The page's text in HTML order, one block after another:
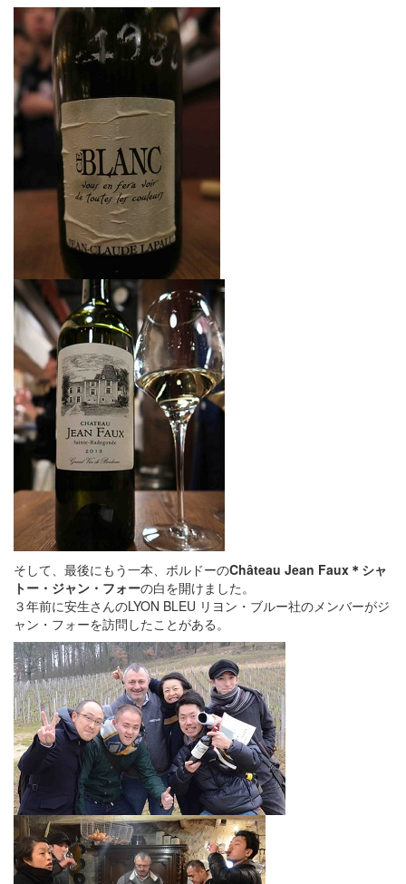
そして、最後にもう一本、ボルドーのChâteau Jean Faux＊シャ
トー・ジャン・フォーの白を開けました。
３年前に安生さんのLYON BLEU リヨン・ブルー社のメンバーがジ
ャン・フォーを訪問したことがある。